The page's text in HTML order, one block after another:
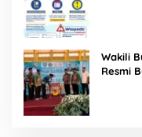
Wakili
Resmi